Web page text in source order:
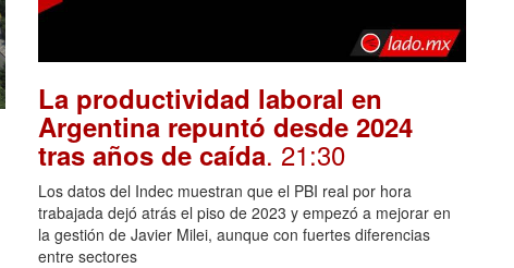
La productividad laboral en
Argentina repuntó desde 2024
tras años de caída. 21:30
Los datos del Indec muestran que el PBI real por hora
trabajada dejó atrás el piso de 2023 y empezó a mejorar en
la gestión de Javier Milei, aunque con fuertes diferencias
entre sectores